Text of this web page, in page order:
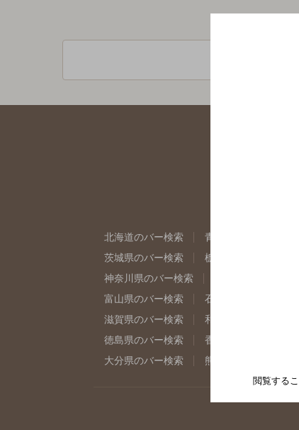
北海道のバー検索 青森県のバー検索
茨城県のバー検索
栃木県のバー検索
神奈川県のバー検索
富山県のバー検索
石川県のバー検索
滋賀県のバー検索
和歌山県のバー検索
徳島県のバー検索
香川県のバー検索
大分県のバー検索
熊本県のバー検索
閲覧する